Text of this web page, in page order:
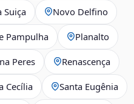
Suiça Novo Delfino
Pampulha Planalto
Peres Renascença
Cecília Santa Eugênia